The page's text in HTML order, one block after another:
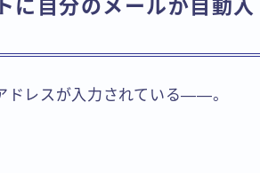
に自分のメールが自動入
ドレスが入力されている――。